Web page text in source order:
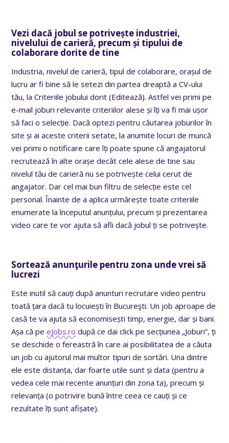
Vezi dacă jobul se potrivește industriei,
nivelului de carieră, precum și tipului de
colaborare dorite de tine
Industria, nivelul de carieră, tipul de colaborare, orașul de
lucru ar fi bine să le setezi din partea dreaptă a CV-ului
tău, la Criteriile jobului dorit (Editează). Astfel vei primi pe
e-mail joburi relevante criteriilor alese și îți va fi mai ușor
să faci o selecție. Dacă optezi pentru căutarea joburilor în
site și ai aceste criterii setate, la anumite locuri de muncă
vei primi o notificare care îți poate spune că angajatorul
recrutează în alte orașe decât cele alese de tine sau
nivelul tău de carieră nu se potrivește celui cerut de
angajator. Dar cel mai bun filtru de selecție este cel
personal. Înainte de a aplica urmărește toate criteriile
enumerate la începutul anunțului, precum și prezentarea
video care te vor ajuta să afli dacă jobul ți se potrivește.
Sortează anunţurile pentru zona unde vrei să
lucrezi
Este inutil să cauți după anunturi recrutare video pentru
toată țara dacă tu locuiești în Bucureşti. Un job aproape de
casă te va ajuta să economisești timp, energie, dar și bani.
Așa că peeJobs.ro după ce dai click pe secțiunea „Joburi”, ți
se deschide o fereastră în care ai posibilitatea de a căuta
un job cu ajutorul mai multor tipuri de sortări. Una dintre
ele este distanța, dar foarte utile sunt și data (pentru a
vedea cele mai recente anunțuri din zona ta), precum și
relevanța (o potrivire bună între ceea ce cauți și ce
rezultate îți sunt afișate).